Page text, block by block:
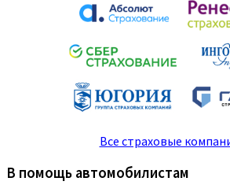
Все страховые
В помощь автомобилистам